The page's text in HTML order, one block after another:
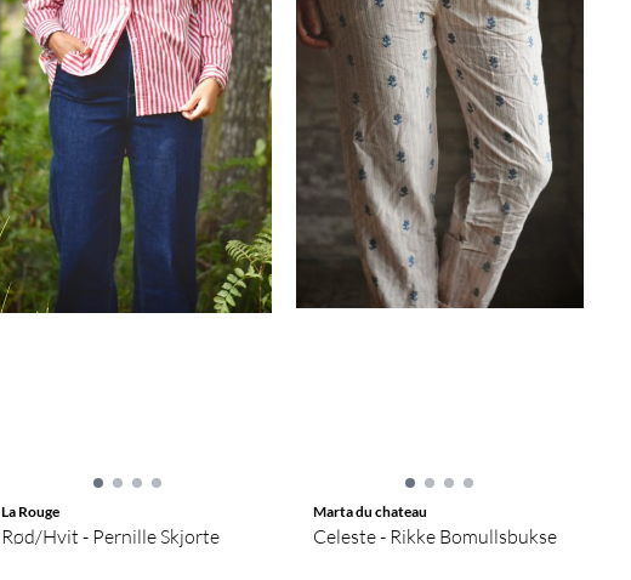
La Rouge
Rød/Hvit - Pernille Skjorte
Marta du chateau
Celeste - Rikke Bomullsbukse